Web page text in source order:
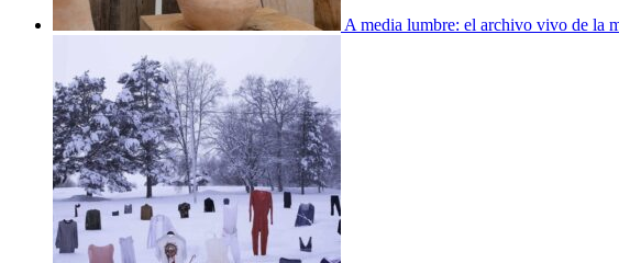
A media lumbre: el archivo vivo de la